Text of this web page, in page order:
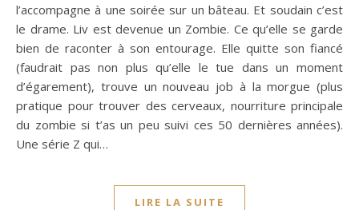
l’accompagne à une soirée sur un bâteau. Et soudain c’est
le drame. Liv est devenue un Zombie. Ce qu’elle se garde
bien de raconter à son entourage. Elle quitte son fiancé
(faudrait pas non plus qu’elle le tue dans un moment
d’égarement), trouve un nouveau job à la morgue (plus
pratique pour trouver des cerveaux, nourriture principale
du zombie si t’as un peu suivi ces 50 dernières années).
Une série Z qui…
LIRE LA SUITE